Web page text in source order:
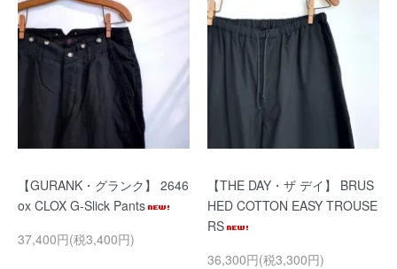
【GURANK・グランク】 2646
ox CLOX G-Slick Pants
37,400円(税3,400円)
【THE DAY・ザ デイ】 BRUS
HED COTTON EASY TROUSE
RS
36,300円(税3,300円)